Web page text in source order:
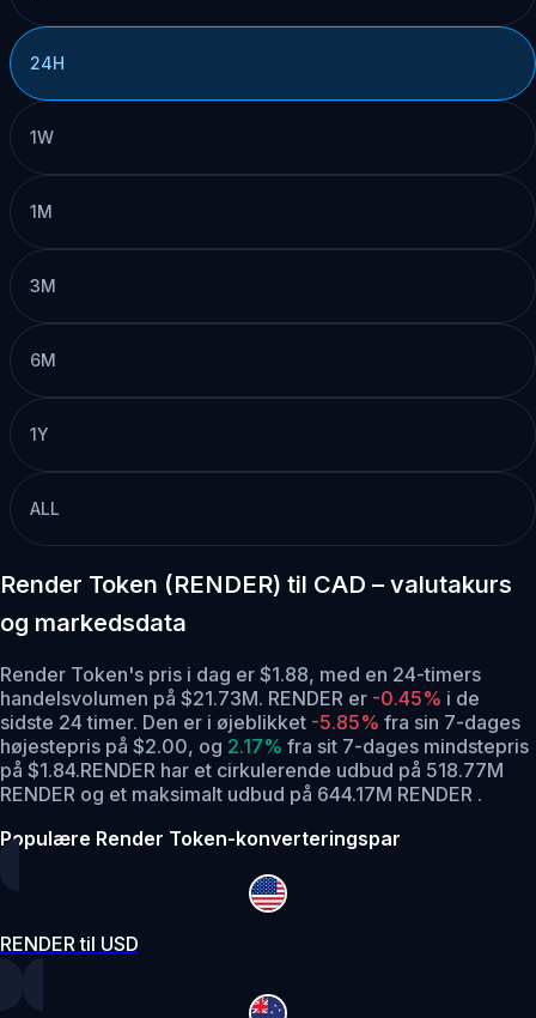
24H
1W
1M
3M
6M
1Y
ALL
Render Token (RENDER) til CAD – valutakurs
og markedsdata
Render Token's pris i dag er $1.88, med en 24-timers
handelsvolumen på $21.73M. RENDER er -0.45% i de
sidste 24 timer. Den er i øjeblikket -5.85% fra sin 7-dages
højestepris på $2.00, og 2.17% fra sit 7-dages mindstepris
på $1.84.RENDER har et cirkulerende udbud på 518.77M
RENDER og et maksimalt udbud på 644.17M RENDER .
Populære Render Token-konverteringspar
RENDER til USD